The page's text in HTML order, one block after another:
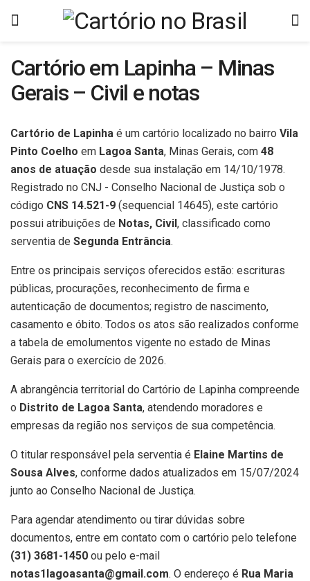
Cartório em Lapinha – Minas
Gerais – Civil e notas
Cartório de Lapinha é um cartório localizado no bairro Vila
Pinto Coelho em Lagoa Santa, Minas Gerais, com 48
anos de atuação desde sua instalação em 14/10/1978.
Registrado no CNJ - Conselho Nacional de Justiça sob o
código CNS 14.521-9 (sequencial 14645), este cartório
possui atribuições de Notas, Civil, classificado como
serventia de Segunda Entrância.
Entre os principais serviços oferecidos estão: escrituras
públicas, procurações, reconhecimento de firma e
autenticação de documentos; registro de nascimento,
casamento e óbito. Todos os atos são realizados conforme
a tabela de emolumentos vigente no estado de Minas
Gerais para o exercício de 2026.
A abrangência territorial do Cartório de Lapinha compreende
o Distrito de Lagoa Santa, atendendo moradores e
empresas da região nos serviços de sua competência.
O titular responsável pela serventia é Elaine Martins de
Sousa Alves, conforme dados atualizados em 15/07/2024
junto ao Conselho Nacional de Justiça.
Para agendar atendimento ou tirar dúvidas sobre
documentos, entre em contato com o cartório pelo telefone
(31) 3681-1450 ou pelo e-mail
notas1lagoasanta@gmail.com. O endereço é Rua Maria